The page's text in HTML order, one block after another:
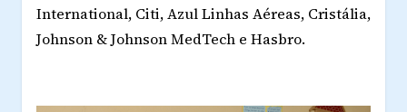
International, Citi, Azul Linhas Aéreas, Cristália,
Johnson & Johnson MedTech e Hasbro.